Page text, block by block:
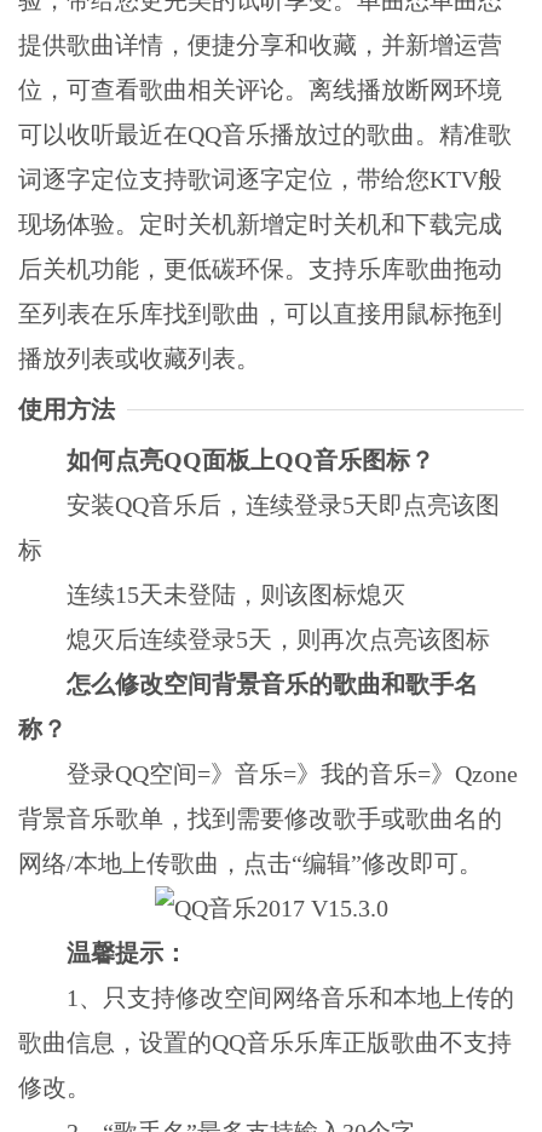
提供歌曲详情，便捷分享和收藏，并新增运营
位，可查看歌曲相关评论。离线播放断网环境
可以收听最近在QQ音乐播放过的歌曲。精准歌
词逐字定位支持歌词逐字定位，带给您KTV般
现场体验。定时关机新增定时关机和下载完成
后关机功能，更低碳环保。支持乐库歌曲拖动
至列表在乐库找到歌曲，可以直接用鼠标拖到
播放列表或收藏列表。
使用方法
如何点亮QQ面板上QQ音乐图标？
安装QQ音乐后，连续登录5天即点亮该图
标
连续15天未登陆，则该图标熄灭
熄灭后连续登录5天，则再次点亮该图标
怎么修改空间背景音乐的歌曲和歌手名
称？
登录QQ空间=》音乐=》我的音乐=》Qzone
背景音乐歌单，找到需要修改歌手或歌曲名的
网络/本地上传歌曲，点击“编辑”修改即可。
温馨提示：
1、只支持修改空间网络音乐和本地上传的
歌曲信息，设置的QQ音乐乐库正版歌曲不支持
修改。